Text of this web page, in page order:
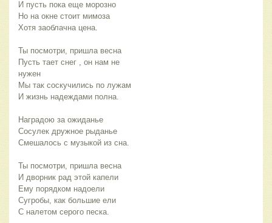
И пусть пока еще морозно
Но на окне стоит мимоза
Хотя заоблачна цена.
Ты посмотри, пришла весна
Пусть тает снег , он нам не
нужен
Мы так соскучились по лужам
И жизнь надеждами полна.
Наградою за ожиданье
Сосулек дружное рыданье
Смешалось с музыкой из сна.
Ты посмотри, пришла весна
И дворник рад этой капели
Ему порядком надоели
Сугробы, как большие ели
С налетом серого песка.